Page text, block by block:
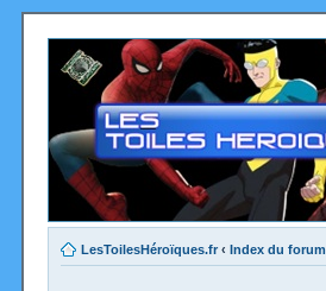
LesToilesHéroïques.fr ‹ Index du forum